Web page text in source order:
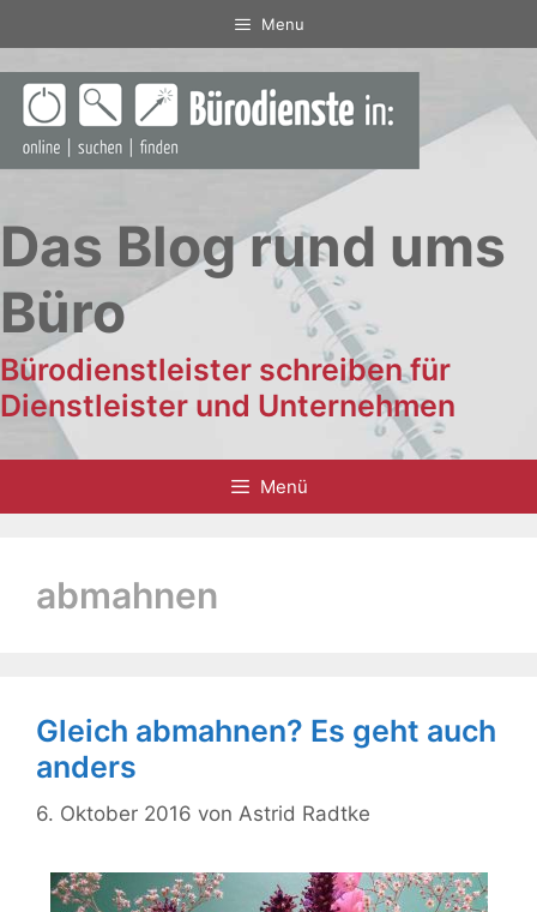
Inhalt
springen
Menu
Das Blog rund ums
Büro
Bürodienstleister schreiben für
Dienstleister und Unternehmen
Menü
abmahnen
Gleich abmahnen? Es geht auch
anders
6. Oktober 2016 von Astrid Radtke